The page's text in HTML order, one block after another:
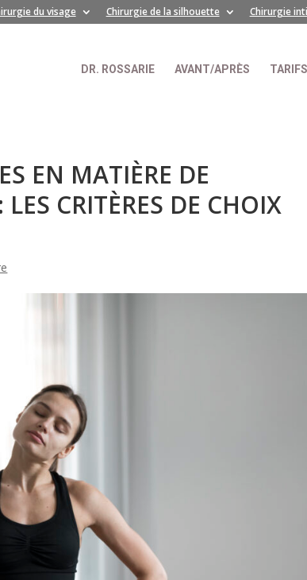
du visage Chirurgie de la silhouette Chirurgie
DR. ROSSARIE AVANT/APRÈS TARIFS
EN MATIÈRE DE
CRITÈRES DE CHOIX